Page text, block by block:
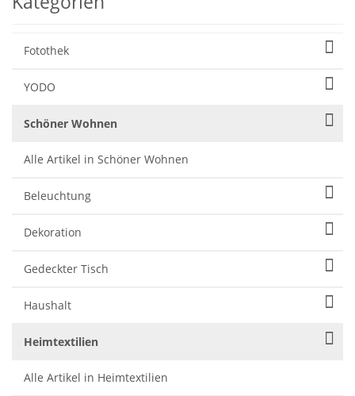
Fotothek
YODO
Schöner Wohnen
Alle Artikel in Schöner Wohnen
Beleuchtung
Dekoration
Gedeckter Tisch
Haushalt
Heimtextilien
Alle Artikel in Heimtextilien